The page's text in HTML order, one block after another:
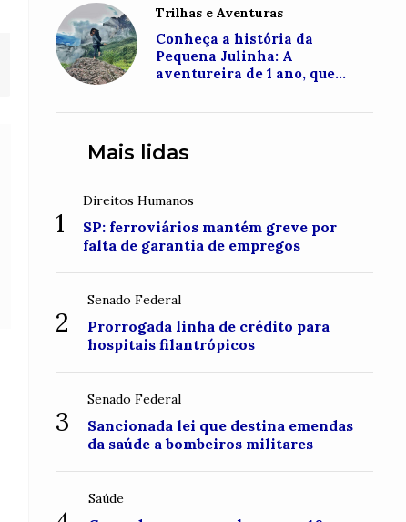
Trilhas e Aventuras
Conheça a história da
Pequena Julinha: A
aventureira de 1 ano, que
Roraima
Mais lidas
1
Direitos Humanos
SP: ferroviários mantém greve por
falta de garantia de empregos
2
Senado Federal
Prorrogada linha de crédito para
hospitais filantrópicos
3
Senado Federal
Sancionada lei que destina emendas
da saúde a bombeiros militares
Saúde